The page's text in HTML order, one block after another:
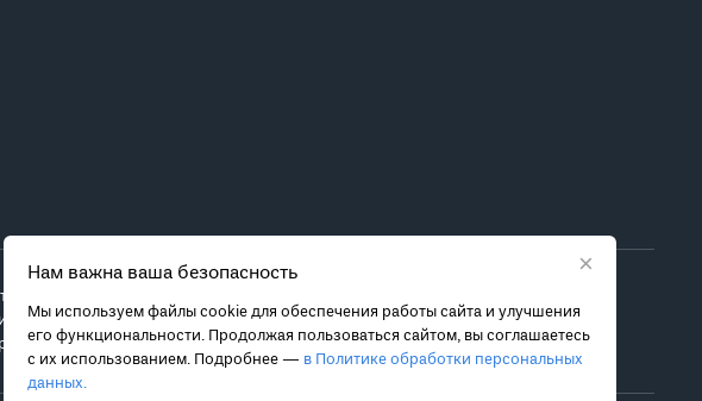
×
Нам важна ваша безопасность
Мы используем файлы cookie для обеспечения работы сайта и улучшения
его функциональности. Продолжая пользоваться сайтом, вы соглашаетесь
с их использованием. Подробнее — в Политике обработки персональных
данных.
диагноза и выбора метода лечения обратитесь за консультацией к
лечения и связанных с ними рисках, чтобы принять обоснованное
da Vinci.